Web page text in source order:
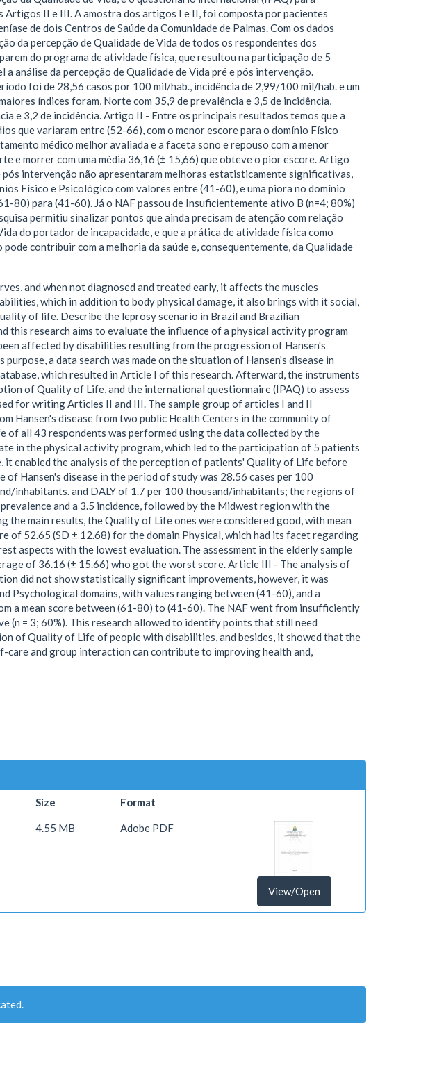
II e III. A amostra dos artigos I e II, foi composta por pacientes
de dois Centros de Saúde da Comunidade de Palmas. Com os dados
da percepção de Qualidade de Vida de todos os respondentes dos
do programa de atividade física, que resultou na participação de 5
análise da percepção de Qualidade de Vida pré e pós intervenção.
foi de 28,56 casos por 100 mil/hab., incidência de 2,99/100 mil/hab. e um
índices foram, Norte com 35,9 de prevalência e 3,5 de incidência,
e 3,2 de incidência. Artigo II - Entre os principais resultados temos que a
que variaram entre (52-66), com o menor escore para o domínio Físico
médico melhor avaliada e a faceta sono e repouso com a menor
e morrer com uma média 36,16 (± 15,66) que obteve o pior escore. Artigo
pós intervenção não apresentaram melhoras estatisticamente significativas,
Físico e Psicológico com valores entre (41-60), e uma piora no domínio
80) para (41-60). Já o NAF passou de Insuficientemente ativo B (n=4; 80%)
permitiu sinalizar pontos que ainda precisam de atenção com relação
do portador de incapacidade, e que a prática de atividade física como
contribuir com a melhoria da saúde e, consequentemente, da Qualidade
and when not diagnosed and treated early, it affects the muscles
which in addition to body physical damage, it also brings with it social,
of life. Describe the leprosy scenario in Brazil and Brazilian
this research aims to evaluate the influence of a physical activity program
affected by disabilities resulting from the progression of Hansen's
a data search was made on the situation of Hansen's disease in
which resulted in Article I of this research. Afterward, the instruments
of Quality of Life, and the international questionnaire (IPAQ) to assess
for writing Articles II and III. The sample group of articles I and II
Hansen's disease from two public Health Centers in the community of
all 43 respondents was performed using the data collected by the
in the physical activity program, which led to the participation of 5 patients
enabled the analysis of the perception of patients' Quality of Life before
Hansen's disease in the period of study was 28.56 cases per 100
inhabitants. and DALY of 1.7 per 100 thousand/inhabitants; the regions of
and a 3.5 incidence, followed by the Midwest region with the
the main results, the Quality of Life ones were considered good, with mean
of 52.65 (SD ± 12.68) for the domain Physical, which had its facet regarding
aspects with the lowest evaluation. The assessment in the elderly sample
of 36.16 (± 15.66) who got the worst score. Article III - The analysis of
did not show statistically significant improvements, however, it was
Psychological domains, with values ranging between (41-60), and a
a mean score between (61-80) to (41-60). The NAF went from insufficiently
(n = 3; 60%). This research allowed to identify points that still need
of Quality of Life of people with disabilities, and besides, it showed that the
and group interaction can contribute to improving health and,
Size Format
4.55 MB Adobe PDF
View/Open